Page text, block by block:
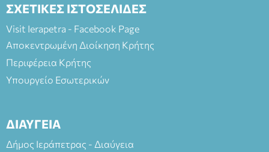
ΣΧΕΤΙΚΕΣ ΙΣΤΟΣΕΛΙΔΕΣ
Visit Ierapetra - Facebook Page
Αποκεντρωμένη Διοίκηση Κρήτης
Περιφέρεια Κρήτης
Υπουργείο Εσωτερικών
ΔΙΑΥΓΕΙΑ
Δήμος Ιεράπετρας - Διαύγεια